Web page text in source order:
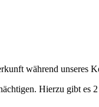
während unseres
Hierzu gibt es